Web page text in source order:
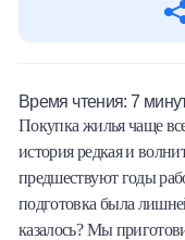
Халва
Онлайн-
Время чтения:7
Покупка жилья чаще
история редкая и
предшествуют годы
подготовка была
казалось? Мы